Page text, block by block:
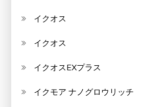
イクオス
イクオス
イクオスEXプラス
イクモア ナノグロウリッチ